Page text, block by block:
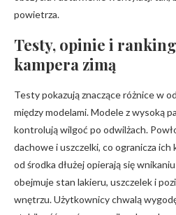
powietrza.
Testy, opinie i
kampera zimą
Testy pokazują znaczące różnice w
między modelami. Modele z wysoką
kontrolują wilgoć po odwilżach.
dachowe i uszczelki, co ogranicza
od środka dłużej opierają się
obejmuje stan lakieru, uszczelek i
wnętrzu. Użytkownicy chwalą